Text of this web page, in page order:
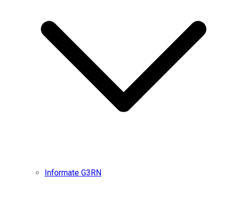
Informate G3RN